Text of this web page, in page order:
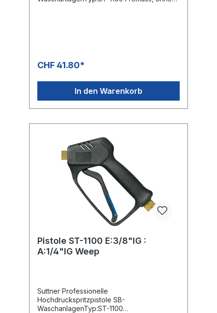
CHF 41.80*
In den Warenkorb
Pistole ST-1100 E:3/8"IG :
A:1/4"IG Weep
Suttner Professionelle
Hochdruckspritzpistole SB-
WaschanlagenTyp:ST-1100